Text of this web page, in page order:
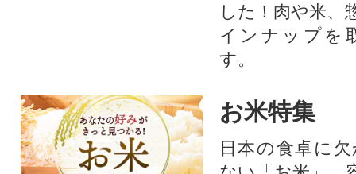
した！肉や米、
インナップを
す。
お米特集
日本の食卓に